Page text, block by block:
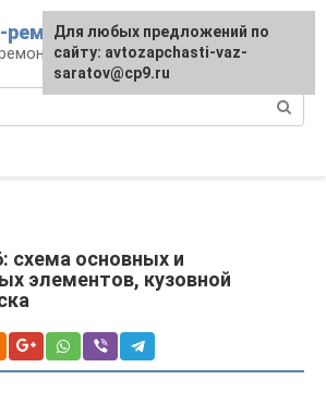
ремонт
машины
схема основных и
элементов, кузовной
Для любых предложений по
сайту: avtozapchasti-vaz-
saratov@cp9.ru